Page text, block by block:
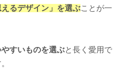
えるデザイン」を選ぶことが一
すいものを選ぶと長く愛用で